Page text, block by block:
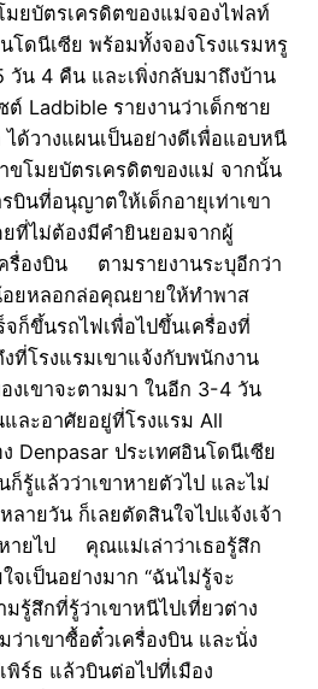
มยบัตรเครดิตของแม่จองไฟลท์
โดนีเซีย พร้อมทั้งจองโรงแรมหรู
วัน 4 คืน และเพิ่งกลับมาถึงบ้าน
Ladbible รายงานว่าเด็กชาย
ด้วางแผนเป็นอย่างดีเพื่อแอบหนี
าขโมยบัตรเครดิตของแม่ จากนั้น
บินที่อนุญาตให้เด็กอายุเท่าเขา
ยที่ไม่ต้องมีคำยินยอมจากผู้
รื่องบิน ตามรายงานระบุอีกว่า
อยหลอกล่อคุณยายให้ทำพาส
จก็ขึ้นรถไฟเพื่อไปขึ้นเครื่องที่
ที่โรงแรมเขาแจ้งกับพนักงาน
งเขาจะตามมา ในอีก 3-4 วัน
ละอาศัยอยู่ที่โรงแรม All
Denpasar ประเทศอินโดนีเซีย
รู้แล้วว่าเขาหายตัวไป และไม่
ลายวัน ก็เลยตัดสินใจไปแจ้งเจ้า
ายไป คุณแม่เล่าว่าเธอรู้สึก
จเป็นอย่างมาก “ฉันไม่รู้จะ
รู้สึกที่รู้ว่าเขาหนีไปเที่ยวต่าง
ว่าเขาซื้อตั๋วเครื่องบิน และนั่ง
พิร์ธ แล้วบินต่อไปที่เมือง